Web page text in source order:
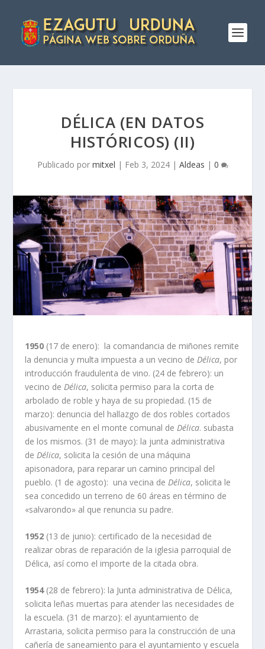
DÉLICA (EN DATOS
HISTÓRICOS) (II)
Publicado por mitxel | Feb 3, 2024| Aldeas | 0
1950 (17 de enero): la comandancia de miñones remite
la denuncia y multa impuesta a un vecino de Délica, por
introducción fraudulenta de vino. (24 de febrero): un
vecino de Délica, solicita permiso para la corta de
arbolado de roble y haya de su propiedad. (15 de
marzo): denuncia del hallazgo de dos robles cortados
abusivamente en el monte comunal de Délica. subasta
de los mismos. (31 de mayo): la junta administrativa
de Délica, solicita la cesión de una máquina
apisonadora, para reparar un camino principal del
pueblo. (1 de agosto): una vecina de Délica, solicita le
sea concedido un terreno de 60 áreas en término de
«salvarondo» al que renuncia su padre.
1952 (13 de junio): certificado de la necesidad de
realizar obras de reparación de la iglesia parroquial de
Délica, así como el importe de la citada obra.
1954 (28 de febrero): la Junta administrativa de Délica,
solicita leñas muertas para atender las necesidades de
la escuela. (31 de marzo): el ayuntamiento de
Arrastaria, solicita permiso para la construcción de una
cañería de saneamiento para el ayuntamiento y escuela